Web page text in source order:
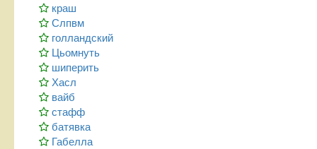
краш
Слпвм
голландский
Цьомнуть
шиперить
Хасл
вайб
стафф
батявка
Габелла